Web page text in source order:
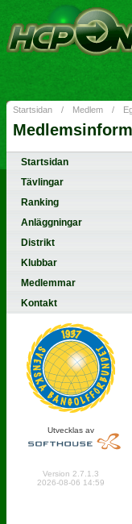
Startsidan / Medlem /
Startsidan
Tävlingar
Ranking
Anläggningar
Distrikt
Klubbar
Medlemmar
Kontakt
Utvecklas av
Version 2.7.1.3
2026-08-06 14:59